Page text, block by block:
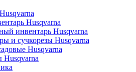
Husqvarna
инвентарь Husqvarna
и сучкорезы Husqvarna
Husqvarna
Husqvarna